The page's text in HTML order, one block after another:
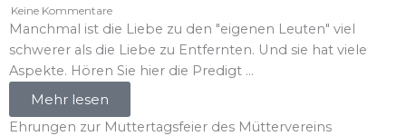
Keine Kommentare
Manchmal ist die Liebe zu den "eigenen Leuten" viel
schwerer als die Liebe zu Entfernten. Und sie hat viele
Aspekte. Hören Sie hier die Predigt ...
Mehr lesen
Ehrungen zur Muttertagsfeier des Müttervereins